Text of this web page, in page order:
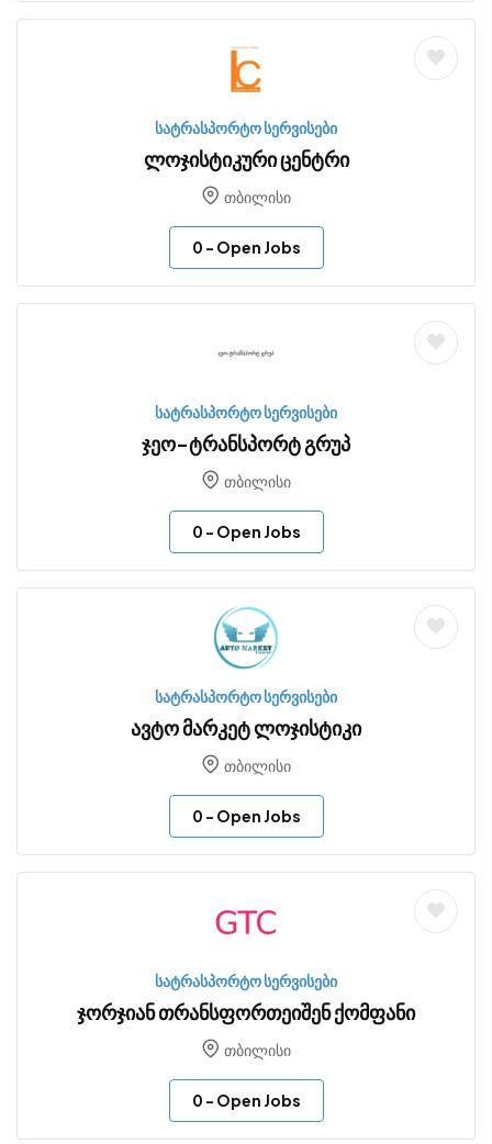
სატრასპორტო სერვისები
ლოჯისტიკური ცენტრი
თბილისი
0 - Open Jobs
სატრასპორტო სერვისები
ჯეო-ტრანსპორტ გრუპ
თბილისი
0 - Open Jobs
სატრასპორტო სერვისები
ავტო მარკეტ ლოჯისტიკი
თბილისი
0 - Open Jobs
სატრასპორტო სერვისები
ჯორჯიან თრანსფორთეიშენ ქომფანი
თბილისი
0 - Open Jobs